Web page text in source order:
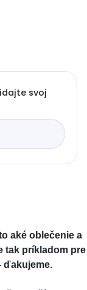
svoj
aké oblečenie a
tak príkladom pre
ďakujeme.